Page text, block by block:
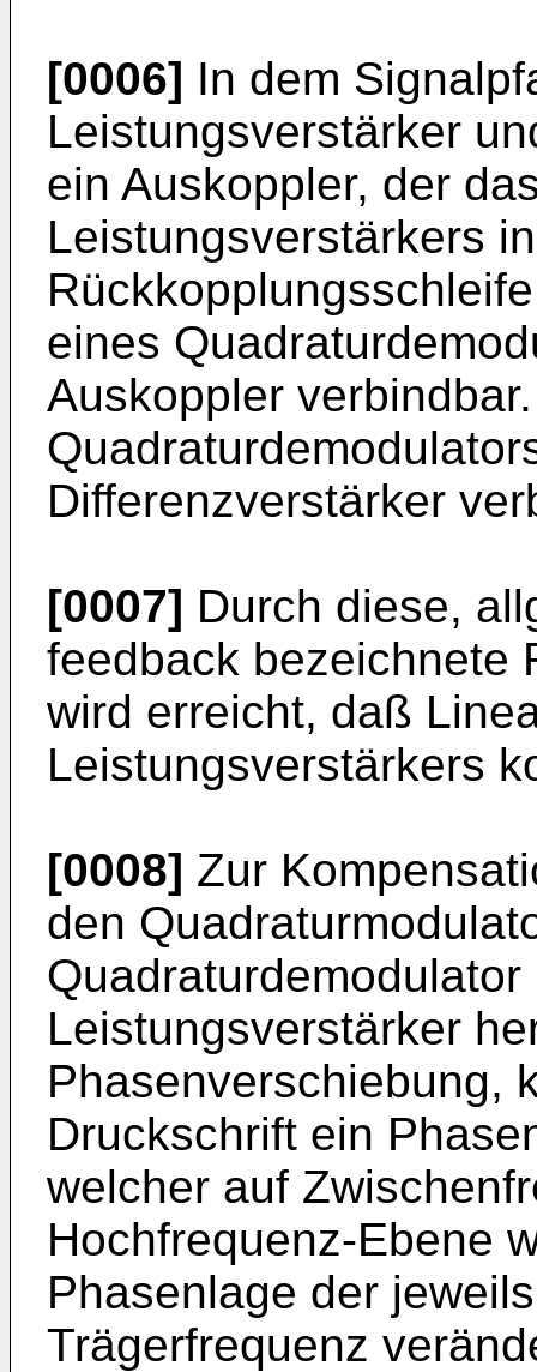
[0006] In dem
Leistungsverstärker
ein Auskoppler, der
Leistungsverstärkers
eines
Auskoppler
Differenzverstärker
[0007] Durch diese,
feedback bezeichnete
wird erreicht, daß
Leistungsverstärkers
[0008] Zur
den
Quadraturdemodulator
Leistungsverstärker
Phasenverschiebung,
Druckschrift ein
welcher auf
Hochfrequenz-Ebene
Phasenlage der
Trägerfrequenz